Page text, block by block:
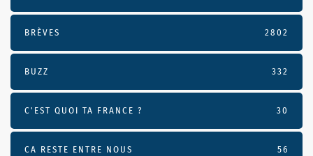
BRÈVES 2802
BUZZ 332
C'EST QUOI TA FRANCE ? 30
CA RESTE ENTRE NOUS 56